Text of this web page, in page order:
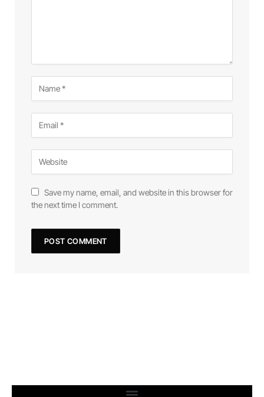
Save my name, email, and website in this browser for
the next time I comment.